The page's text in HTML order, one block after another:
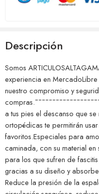
Descripción
Somos
experiencia en
nuestro compromiso y
a tus pies el descanso que
ortopédicas te permitirán
favoritos.Especiales para
caminada, con su material
para los que sufren de
gracias a su diseño y
Reduce la presión de la